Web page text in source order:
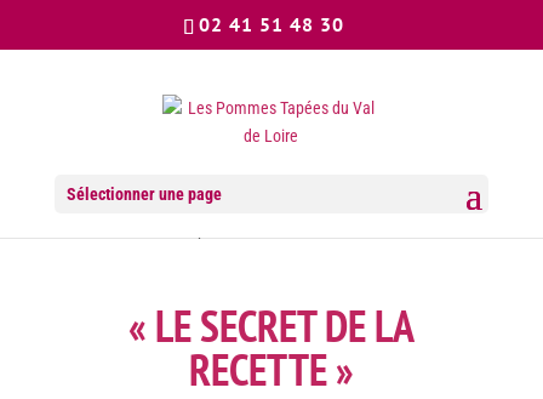
02 41 51 48 30
Sélectionner une page
Plongez dans un univers troglodytique unique et partagez un
rires et découverte, vivez un Escape Game hors du commun au
« LE SECRET DE LA
RECETTE »